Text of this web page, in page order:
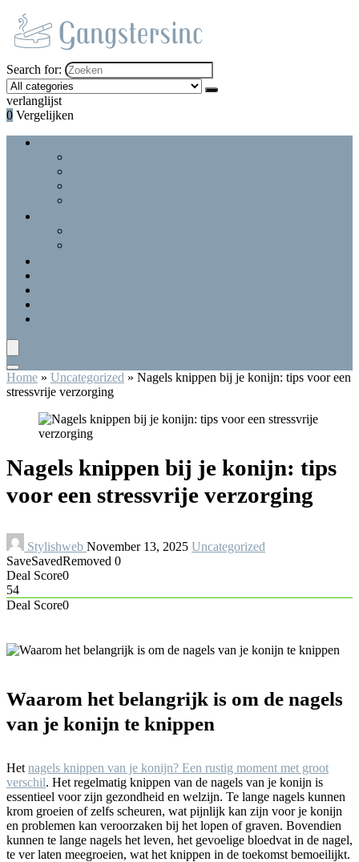
Search for:
verlanglijst
0 Vergelijken
Home » Uncategorized » Nagels knippen bij je konijn: tips voor een
stressvrije verzorging
Nagels knippen bij je konijn: tips
voor een stressvrije verzorging
Stylishweb November 13, 2025 Uncategorized
SaveSavedRemoved 0
Deal Score0
54
Deal Score0
Waarom het belangrijk is om de nagels
van je konijn te knippen
Het nagels knippen van je konijn? Een rustig moment met groot
verschil. Het regelmatig knippen van de nagels van je konijn is
essentieel voor zijn gezondheid en welzijn. Te lange nagels kunnen
krom groeien of zelfs scheuren, wat pijnlijk kan zijn voor je konijn
en problemen kan veroorzaken bij het lopen of graven. Bovendien
kunnen te lange nagels het leven, het gevoelige bloedvat in de nagel,
te ver laten meegroeien, wat het knippen in de toekomst bemoeilijkt.